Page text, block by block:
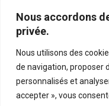
Nous accordons
privée.
Nous utilisons des
de navigation, proposer
personnalisés et
accepter », vous
Mentions légales
Bluesky
LinkedIn
Twitter